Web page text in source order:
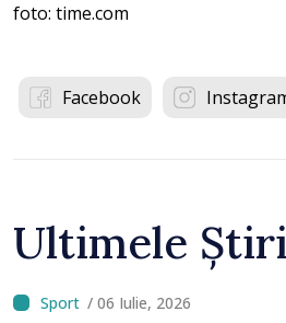
foto: time.com
Facebook
Ultimele Știri
/ 06 Iulie, 2026